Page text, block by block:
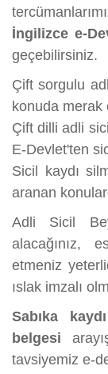
İngilizce e-
geçebilirsiniz.
Çift sorgulu
konuda merak
Çift dilli adli
E-Devlet'ten
Sicil kaydı
aranan
Adli Sicil
alacağınız,
etmeniz
ıslak imzalı
Sabıka
belgesi
tavsiyemiz e-